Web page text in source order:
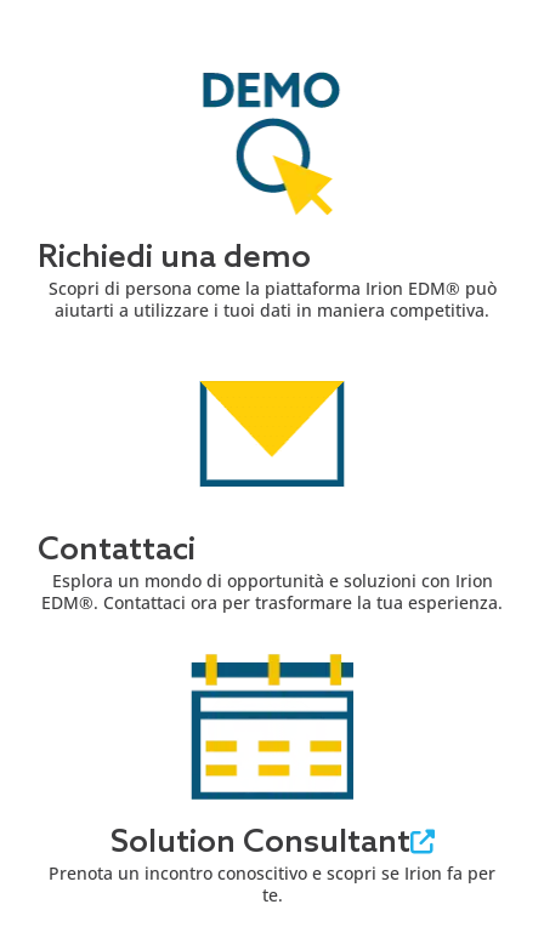
Richiedi una demo
Scopri di persona come la piattaforma Irion EDM® può
aiutarti a utilizzare i tuoi dati in maniera competitiva.
Contattaci
Esplora un mondo di opportunità e soluzioni con Irion
EDM®. Contattaci ora per trasformare la tua esperienza.
Solution Consultant
Prenota un incontro conoscitivo e scopri se Irion fa per
te.